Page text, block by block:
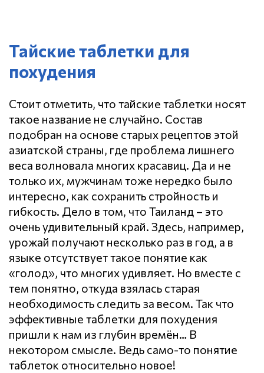
Тайские таблетки для
похудения
Стоит отметить, что тайские таблетки носят
такое название не случайно. Состав
подобран на основе старых рецептов этой
азиатской страны, где проблема лишнего
веса волновала многих красавиц. Да и не
только их, мужчинам тоже нередко было
интересно, как сохранить стройность и
гибкость. Дело в том, что Таиланд – это
очень удивительный край. Здесь, например,
урожай получают несколько раз в год, а в
языке отсутствует такое понятие как
«голод», что многих удивляет. Но вместе с
тем понятно, откуда взялась старая
необходимость следить за весом. Так что
эффективные таблетки для похудения
пришли к нам из глубин времён… В
некотором смысле. Ведь само-то понятие
таблеток относительно новое!